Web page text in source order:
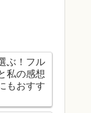
ぶ！フル
私の感想
もおすす